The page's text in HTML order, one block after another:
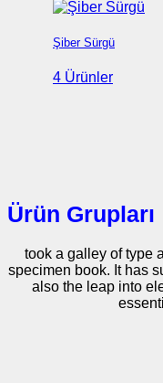
Şiber Sürgü
4 Ürünler
Ürün Grupları
took a galley of type
specimen book. It has
also the leap into